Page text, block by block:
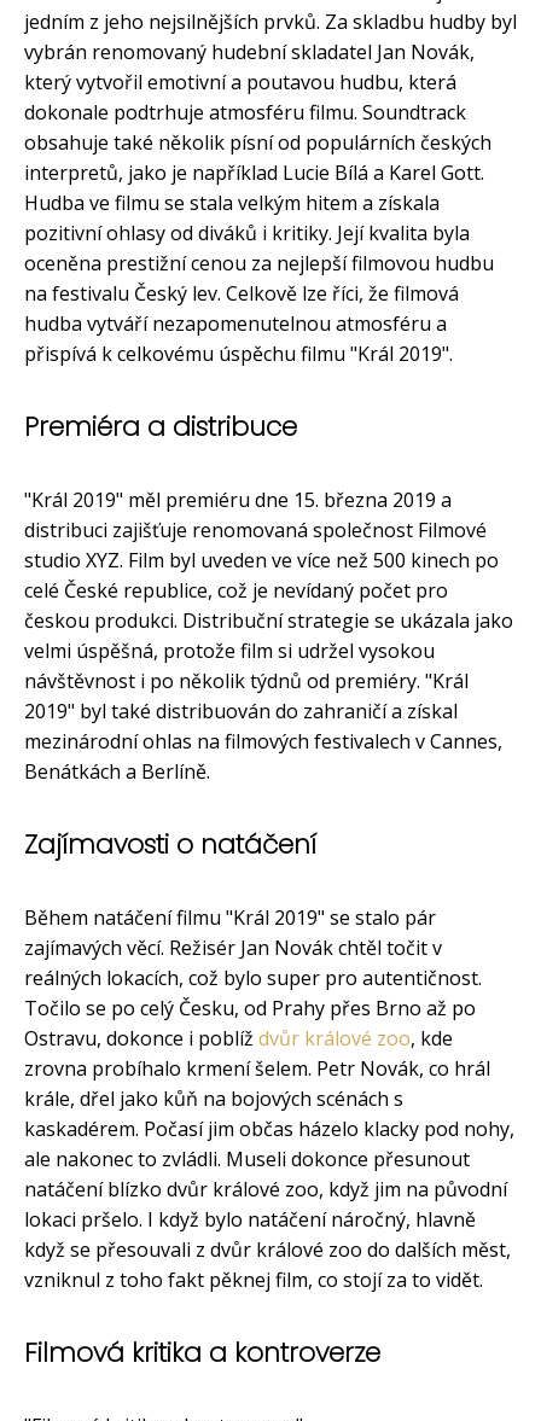
jedním z jeho nejsilnějších prvků. Za skladbu hudby byl
vybrán renomovaný hudební skladatel Jan Novák,
který vytvořil emotivní a poutavou hudbu, která
dokonale podtrhuje atmosféru filmu. Soundtrack
obsahuje také několik písní od populárních českých
interpretů, jako je například Lucie Bílá a Karel Gott.
Hudba ve filmu se stala velkým hitem a získala
pozitivní ohlasy od diváků i kritiky. Její kvalita byla
oceněna prestižní cenou za nejlepší filmovou hudbu
na festivalu Český lev. Celkově lze říci, že filmová
hudba vytváří nezapomenutelnou atmosféru a
přispívá k celkovému úspěchu filmu "Král 2019".
Premiéra a distribuce
"Král 2019" měl premiéru dne 15. března 2019 a
distribuci zajišťuje renomovaná společnost Filmové
studio XYZ. Film byl uveden ve více než 500 kinech po
celé České republice, což je nevídaný počet pro
českou produkci. Distribuční strategie se ukázala jako
velmi úspěšná, protože film si udržel vysokou
návštěvnost i po několik týdnů od premiéry. "Král
2019" byl také distribuován do zahraničí a získal
mezinárodní ohlas na filmových festivalech v Cannes,
Benátkách a Berlíně.
Zajímavosti o natáčení
Během natáčení filmu "Král 2019" se stalo pár
zajímavých věcí. Režisér Jan Novák chtěl točit v
reálných lokacích, což bylo super pro autentičnost.
Točilo se po celý Česku, od Prahy přes Brno až po
Ostravu, dokonce i poblíž dvůr králové zoo, kde
zrovna probíhalo krmení šelem. Petr Novák, co hrál
krále, dřel jako kůň na bojových scénách s
kaskadérem. Počasí jim občas házelo klacky pod nohy,
ale nakonec to zvládli. Museli dokonce přesunout
natáčení blízko dvůr králové zoo, když jim na původní
lokaci pršelo. I když bylo natáčení náročný, hlavně
když se přesouvali z dvůr králové zoo do dalších měst,
vzniknul z toho fakt pěknej film, co stojí za to vidět.
Filmová kritika a kontroverze